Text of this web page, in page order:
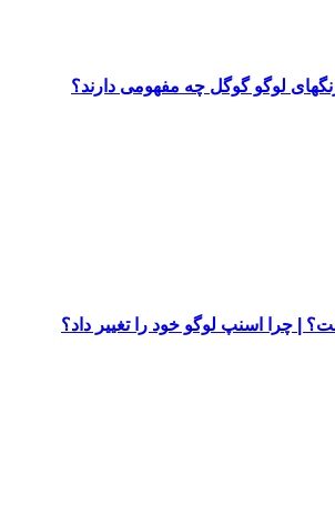
لوگو گوگل چه مفهومی دارند؟
| چرا اسنپ لوگو خود را تغییر داد؟